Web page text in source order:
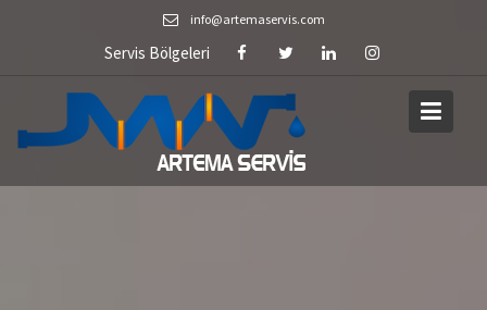
info@artemaservis.com
Servis Bölgeleri